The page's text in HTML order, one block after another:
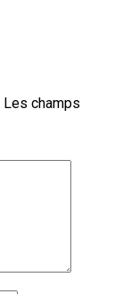
Les champs